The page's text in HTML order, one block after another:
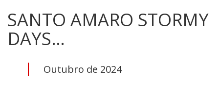
SANTO AMARO STORMY
DAYS…
Outubro de 2024